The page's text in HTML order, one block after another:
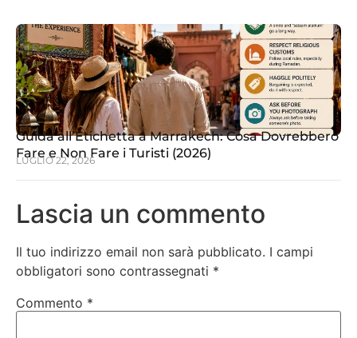
Guida all’Etichetta a Marrakech: Cosa Dovrebbero
Fare e Non Fare i Turisti (2026)
LUGLIO 22, 2026
Lascia un commento
Il tuo indirizzo email non sarà pubblicato. I campi
obbligatori sono contrassegnati *
Commento *